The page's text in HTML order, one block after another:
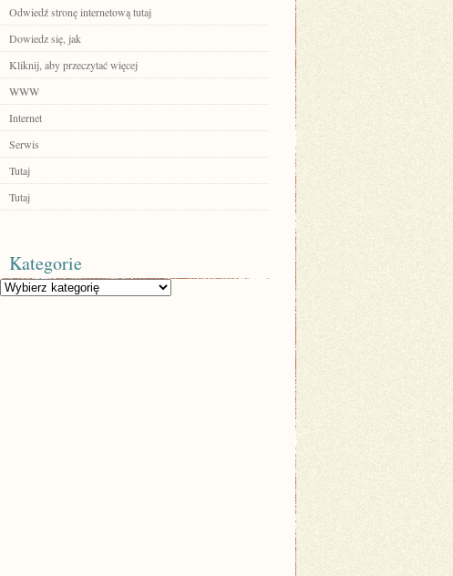
Odwiedź stronę internetową tutaj
Dowiedz się, jak
Kliknij, aby przeczytać więcej
WWW
Internet
Serwis
Tutaj
Tutaj
Kategorie
Kategorie